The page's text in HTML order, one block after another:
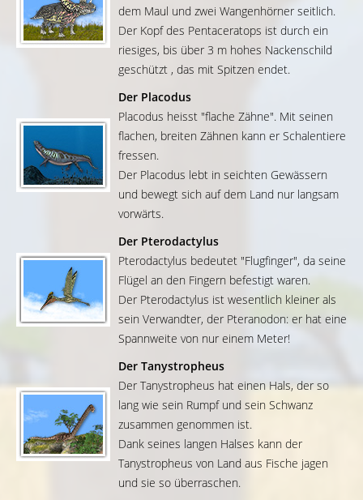
dem Maul und zwei Wangenhörner seitlich.
Der Kopf des Pentaceratops ist durch ein
riesiges, bis über 3 m hohes Nackenschild
geschützt , das mit Spitzen endet.
Der Placodus
Placodus heisst "flache Zähne". Mit seinen
flachen, breiten Zähnen kann er Schalentiere
fressen.
Der Placodus lebt in seichten Gewässern
und bewegt sich auf dem Land nur langsam
vorwärts.
Der Pterodactylus
Pterodactylus bedeutet "Flugfinger", da seine
Flügel an den Fingern befestigt waren.
Der Pterodactylus ist wesentlich kleiner als
sein Verwandter, der Pteranodon: er hat eine
Spannweite von nur einem Meter!
Der Tanystropheus
Der Tanystropheus hat einen Hals, der so
lang wie sein Rumpf und sein Schwanz
zusammen genommen ist.
Dank seines langen Halses kann der
Tanystropheus von Land aus Fische jagen
und sie so überraschen.